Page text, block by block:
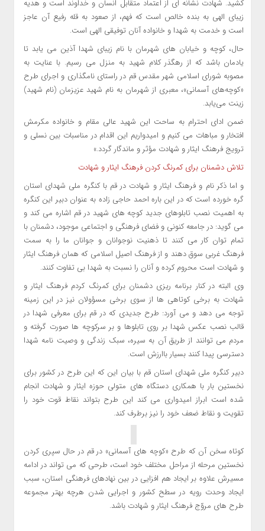
کشید. شهادت نشانه ‌ای از اعتماد متقابل انسان و خداوند است و هدیه
زیبای الهی به بنده خالص است که فهم، از صعود به قله رفیع آن عاجز
است و خدمت به شهدا و خانواده آنان توفیقی الهی است.
حال، کوچه و خیابان ‌های شهرمان با نام زیبای شهدا آذین می ‌یابد تا
یادمان باشد که از رهگذر کلام شهید به منزل می ‌رسیم. با عنایت به
مصوبه شورای اسلامی شهر مقدس قم در راستای نامگذاری و اجرای طرح
«کوچه‌های آسمانی»، معبری از شهرمان به نام شهید عزیزمان (نام شهید)
زینت می‌یابد.
ضمن ادای احترام به ساحت این شهید عالی ‌مقام و خانواده مکرمش
افتخار و مباهات می ‌کنیم و امیدواریم این اقدام در مناسبات بین نسلی و
ترویج فرهنگ ایثار و شهادت مؤثر و ماندگار گردد.»
تلاش دشمنان برای کمرنگ کردن فرهنگ ایثار و شهادت
و اما ذکر نام و فرهنگ ایثار و شهادت در قم با کنگره ملی شهدای استان
گره خورده است که در این باره احمد حاجی ‌زاده به عنوان دبیر این کنگره
به اهمیت نصب تابلوهای جدید کوچه‌ های شهید در قم اشاره می کند و
می گوید: در جامعه کنونی و فضای فرهنگی و اجتماعی موجود، دشمنان با
تمام توان کار می ‌کنند تا ذهنیت نوجوانان و جوانان ما را به سمت
فرهنگ غربی سوق دهند و از فرهنگ اصیل اسلامی که همان فرهنگ ایثار
و شهادت است محروم کرده و آنان را نسبت به شهدا بی ‌تفاوت کنند.
وی البته در کنار برنامه ریزی دشمنان برای کمرنگ کردم فرهنگ ایثار و
شهادت به برخی کوتاهی ها از سوی برخی مسؤولان نیز در این زمینه
توجه می دهد و می آورد: طرح جدیدی که در قم برای معرفی شهدا در
قالب نصب عکس شهدا بر روی تابلوها و بر سرکوچه‌ ها صورت گرفته و
مردم می‌ توانند از طریق آن به سیره، سبک زندگی و وصیت ‌نامه شهدا
دسترسی پیدا کنند بسیار باارزش است.
دبیر کنگره ملی شهدای استان قم با بیان این که این طرح در کشور برای
نخستین بار با همکاری دستگاه‌ های متولی حوزه ایثار و شهادت انجام‌
شده است ابراز امیدواری می کند این طرح بتواند نقاط قوت خود را
تقویت و نقاط ضعف خود را نیز برطرف کند.
کوتاه سخن آن که طرح «کوچه های آسمانی» در قم در حال سپری کردن
نخستین مرحله از مراحل مختلف خود است، طرحی که می تواند در ادامه
مسیرش علاوه بر ایجاد هم افزایی در بین نهادهای فرهنگی استان، سبب
ایجاد وحدت رویه در سطح کشور و اجرایی شدن هرچه بهتر مجموعه
طرح های مروّج فرهنگ ایثار و شهادت باشد.